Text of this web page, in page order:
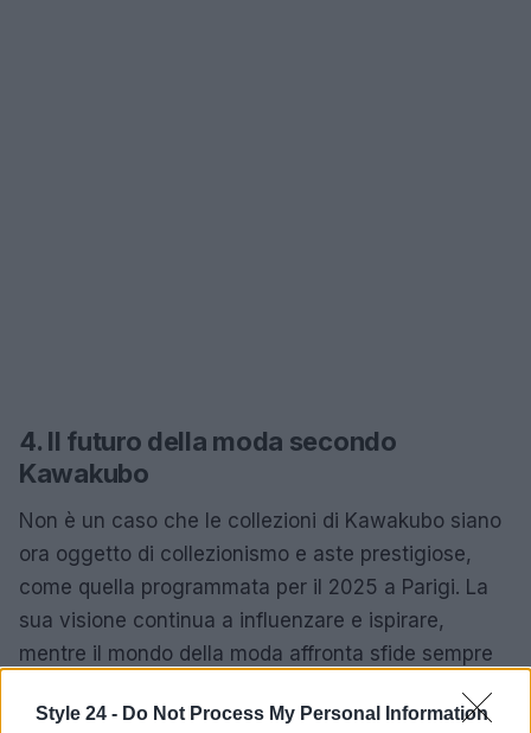
Style 24 - Do Not Process My Personal Information
4. Il futuro della moda secondo
Kawakubo
Non è un caso che le collezioni di Kawakubo siano
ora oggetto di collezionismo e aste prestigiose,
come quella programmata per il 2025 a Parigi. La
sua visione continua a influenzare e ispirare,
mentre il mondo della moda affronta sfide sempre
omologarsi, Kawakubo rappresenta una voce